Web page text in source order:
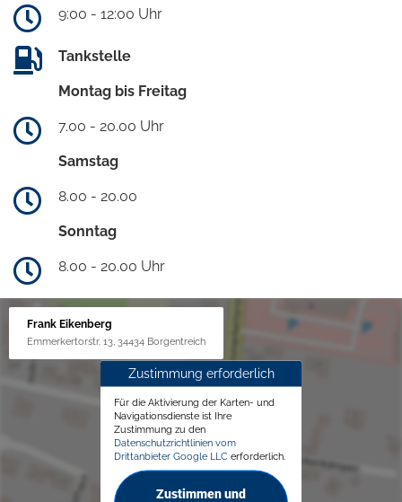
9:00 - 12:00 Uhr
Tankstelle
Montag bis Freitag
7.00 - 20.00 Uhr
Samstag
8.00 - 20.00
Sonntag
8.00 - 20.00 Uhr
Frank Eikenberg
Emmerkertorstr. 13, 34434 Borgentreich
Zustimmung erforderlich
Für die Aktivierung der Karten- und
Navigationsdienste ist Ihre
Zustimmung zu den
Datenschutzrichtlinien vom
Drittanbieter Google LLC erforderlich.
Zustimmen und